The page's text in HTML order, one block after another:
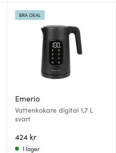
Emerio
Vattenkokare digital 1,7 L
svart
424 kr
BRA DEAL
I lager